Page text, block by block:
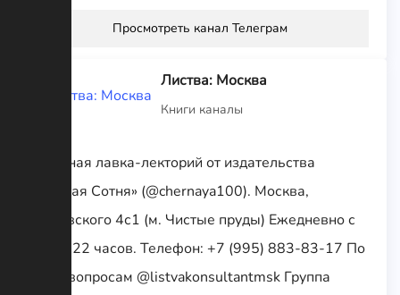
Просмотреть канал Телеграм
Листва: Москва
Книги каналы
Книжная лавка-лекторий от издательства
«Чёрная Сотня» (@chernaya100). Москва,
Жуковского 4с1 (м. Чистые пруды) Ежедневно с
12 до 22 часов. Телефон: +7 (995) 883-83-17 По
всем вопросам @listvakonsultantmsk Группа